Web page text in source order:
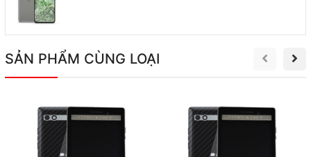
Cạnh bên được thiết kế bánh xe nhằm di chuyển con
trỏ, cùng các phím âm lượng và phím tắt. Phím trên là
phím Mute và phím Nguồn được gắn trực tiếp.
SẢN PHẨM CÙNG LOẠI